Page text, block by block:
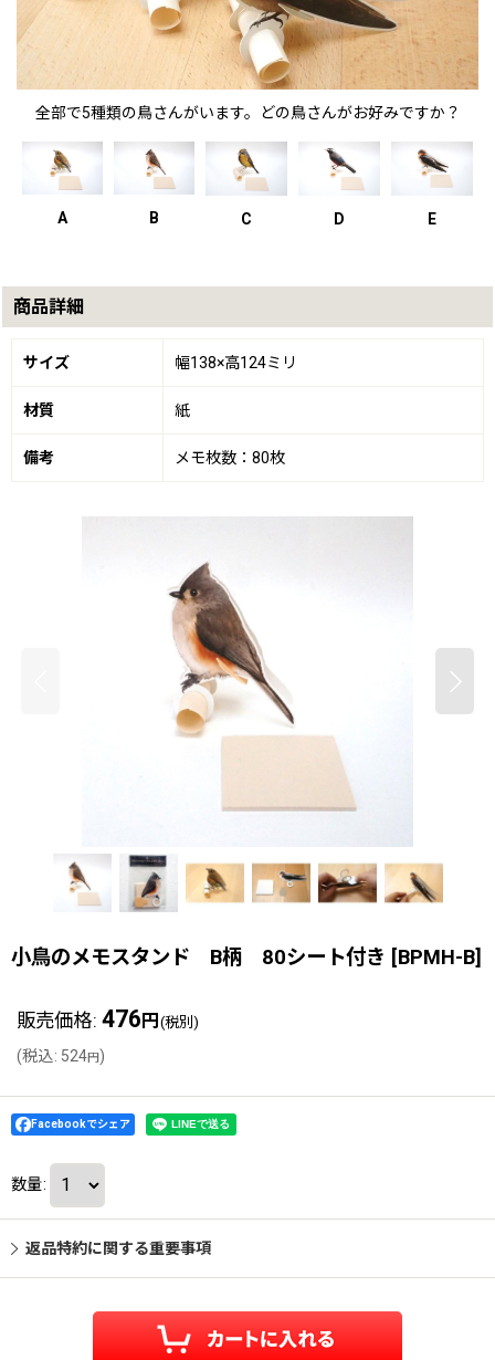
全部で5種類の鳥さんがいます。どの鳥さんがお好みですか？
A B C D E
商品詳細
サイズ 幅138×高124ミリ
材質 紙
備考 メモ枚数：80枚
小鳥のメモスタンド B柄 80シート付き [BPMH-B]
販売価格: 476 円 (税別)
(税込: 524円)
Facebookでシェア
数量:
返品特約に関する重要事項